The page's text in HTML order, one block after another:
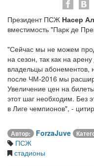
Президент ПСЖ Насер
вместимость "Парк де
"Сейчас мы не можем
на сезон, так как на
владельцы
после ЧМ-2016 мы
Увеличение цен на
этот шаг необходим. Без
в Лиге чемпионов", -
Автор: ForzaJuve
ПСЖ
стадионы